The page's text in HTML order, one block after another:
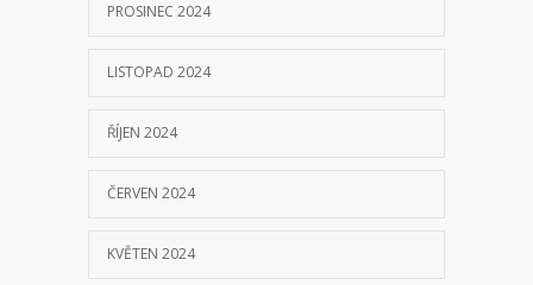
PROSINEC 2024
LISTOPAD 2024
ŘÍJEN 2024
ČERVEN 2024
KVĚTEN 2024